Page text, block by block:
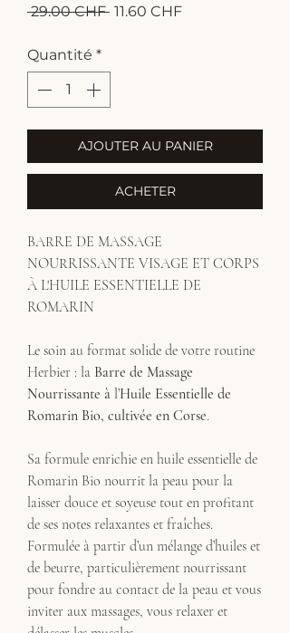
29.00 CHF Prix
11.60 CHFPrix
Quantité *
AJOUTER AU PANIER
ACHETER
BARRE DE MASSAGE
NOURRISSANTE VISAGE ET CORPS
À L'HUILE ESSENTIELLE DE
ROMARIN
Le soin au format solide de votre routine
Herbier : la Barre de Massage
Nourrissante à l’Huile Essentielle de
Romarin Bio, cultivée en Corse.
Sa formule enrichie en huile essentielle de
Romarin Bio nourrit la peau pour la
laisser douce et soyeuse tout en profitant
de ses notes relaxantes et fraîches.
Formulée à partir d’un mélange d’huiles et
de beurre, particulièrement nourrissant
pour fondre au contact de la peau et vous
inviter aux massages, vous relaxer et